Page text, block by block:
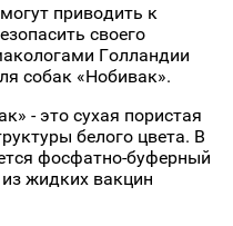
приводить к
своего
Голландии
собак «Нобивак».
- это сухая пористая
белого цвета. В
фосфатно-буферный
жидких вакцин